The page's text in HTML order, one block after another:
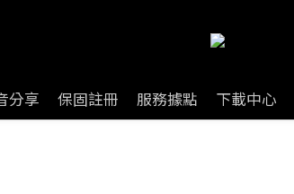
分享 保固註冊 服務據點 下載中心